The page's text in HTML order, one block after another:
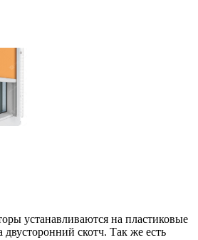
устанавливаются на пластиковые
скотч. Так же есть